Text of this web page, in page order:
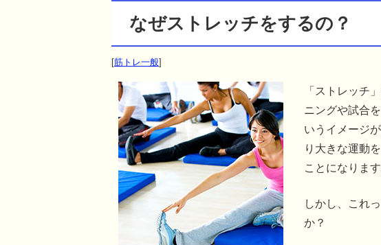
なぜストレッチをするの？
[筋トレ一般]
「ストレッチ
ニングや試合
いうイメージ
り大きな運動
ことになります
しかし、これ
か？